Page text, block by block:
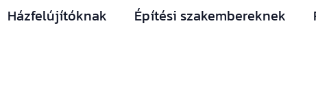
Házfelújítóknak Építési szakembereknek